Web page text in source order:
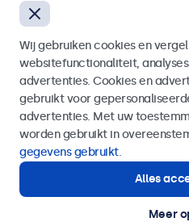
4.8/5 door
Nederlands
Of bel ons op
Hulp of advies nodig?
Direct contact met een specialist.
Wij gebruiken cookies en
websitefunctionaliteit,
advertenties. Cookies en
gebruikt voor
advertenties. Met uw
worden gebruikt in
gegevens gebruikt.
Alles
Meer